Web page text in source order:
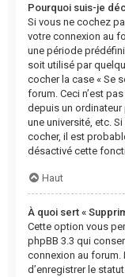
Pourquoi suis-je
Si vous ne cochez
votre connexion au
une période
soit utilisé par
cocher la case « Se
forum. Ceci n’est
depuis un ordinateur
une université, etc.
cocher, il est
désactivé cette
Haut
À quoi sert «
Cette option vous
phpBB 3.3 qui
connexion au
d’enregistrer le